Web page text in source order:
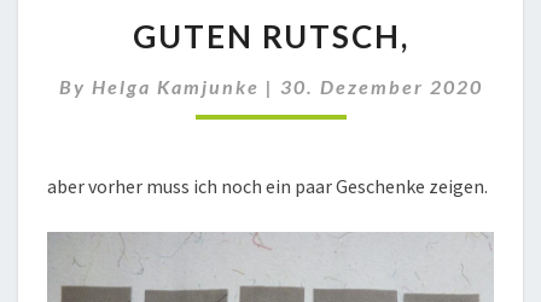
RUTSCH,
GUTEN RUTSCH,
By Helga Kamjunke | 30. Dezember 2020
aber vorher muss ich noch ein paar Geschenke zeigen.